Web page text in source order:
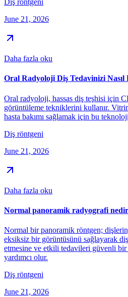
Diş röntgeni
June 21, 2026
Daha fazla oku
Oral Radyoloji Diş Tedavinizi
Oral radyoloji, hassas diş teşhisi için
görüntüleme tekniklerini kullanır.
hasta bakımı sağlamak için bu
Diş röntgeni
June 21, 2026
Daha fazla oku
Normal panoramik radyografi
Normal bir panoramik röntgen;
eksiksiz bir görüntüsünü sağlayarak
etmesine ve etkili tedavileri güvenli bir
yardımcı olur.
Diş röntgeni
June 21, 2026